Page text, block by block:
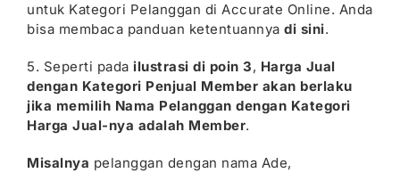
untuk Kategori Pelanggan di Accurate Online. Anda
bisa membaca panduan ketentuannya di sini.
5. Seperti pada ilustrasi di poin 3, Harga Jual
dengan Kategori Penjual Member akan berlaku
jika memilih Nama Pelanggan dengan Kategori
Harga Jual-nya adalah Member.
Misalnya pelanggan dengan nama Ade,